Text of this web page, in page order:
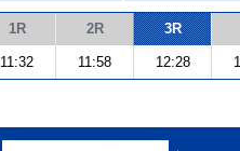
1R 2R 3R
11:32 11:58 12:28